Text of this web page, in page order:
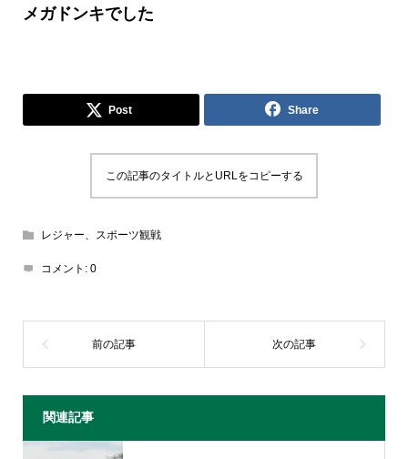
メガドンキでした
Post Share
この記事のタイトルとURLをコピーする
レジャー、スポーツ観戦
コメント: 0
関連記事